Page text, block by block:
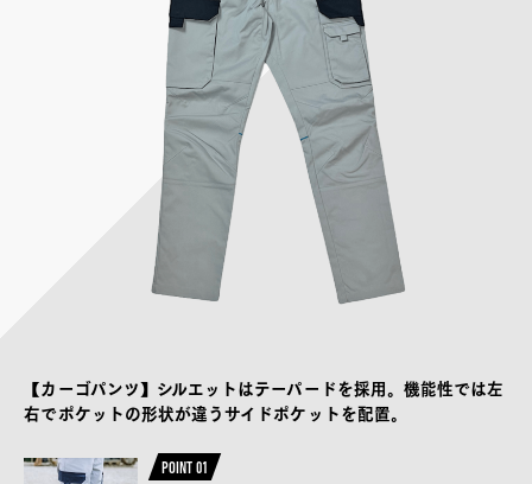
【カーゴパンツ】シルエットはテーパードを採用。機能性では左
右でポケットの形状が違うサイドポケットを配置。
POINT 01